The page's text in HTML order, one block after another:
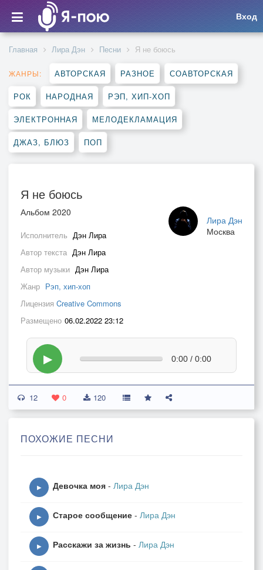
Вход
Главная Лира Дэн Песни Я не боюсь
ЖАНРЫ: АВТОРСКАЯ РАЗНОЕ СОАВТОРСКАЯ
РОК НАРОДНАЯ РЭП, ХИП-ХОП
ЭЛЕКТРОННАЯ МЕЛОДЕКЛАМАЦИЯ
ДЖАЗ, БЛЮЗ ПОП
Я не боюсь
Лира Дэн
Москва
Альбом 2020
Исполнитель Дэн Лира
Автор текста Дэн Лира
Автор музыки Дэн Лира
Жанр Рэп, хип-хоп
Лицензия Creative Commons
Размещено 06.02.2022 23:12
▶ 0:00 / 0:00
12 0 120
ПОХОЖИЕ ПЕСНИ
▶ Девочка моя - Лира Дэн
▶ Старое сообщение - Лира Дэн
▶ Расскажи за жизнь - Лира Дэн